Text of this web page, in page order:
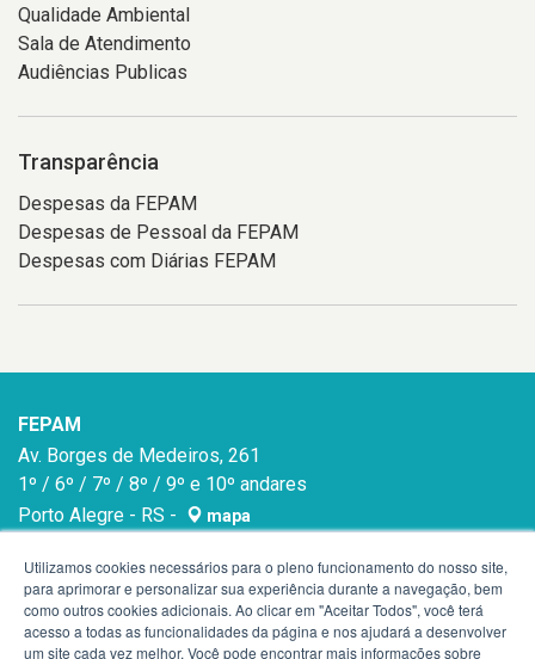
Qualidade Ambiental
Sala de Atendimento
Audiências Publicas
Transparência
Despesas da FEPAM
Despesas de Pessoal da FEPAM
Despesas com Diárias FEPAM
FEPAM
Av. Borges de Medeiros, 261
1º / 6º / 7º / 8º / 9º e 10º andares
Porto Alegre - RS -
mapa
Utilizamos cookies necessários para o pleno funcionamento do nosso site,
para aprimorar e personalizar sua experiência durante a navegação, bem
como outros cookies adicionais. Ao clicar em "Aceitar Todos", você terá
acesso a todas as funcionalidades da página e nos ajudará a desenvolver
um site cada vez melhor. Você pode encontrar mais informações sobre